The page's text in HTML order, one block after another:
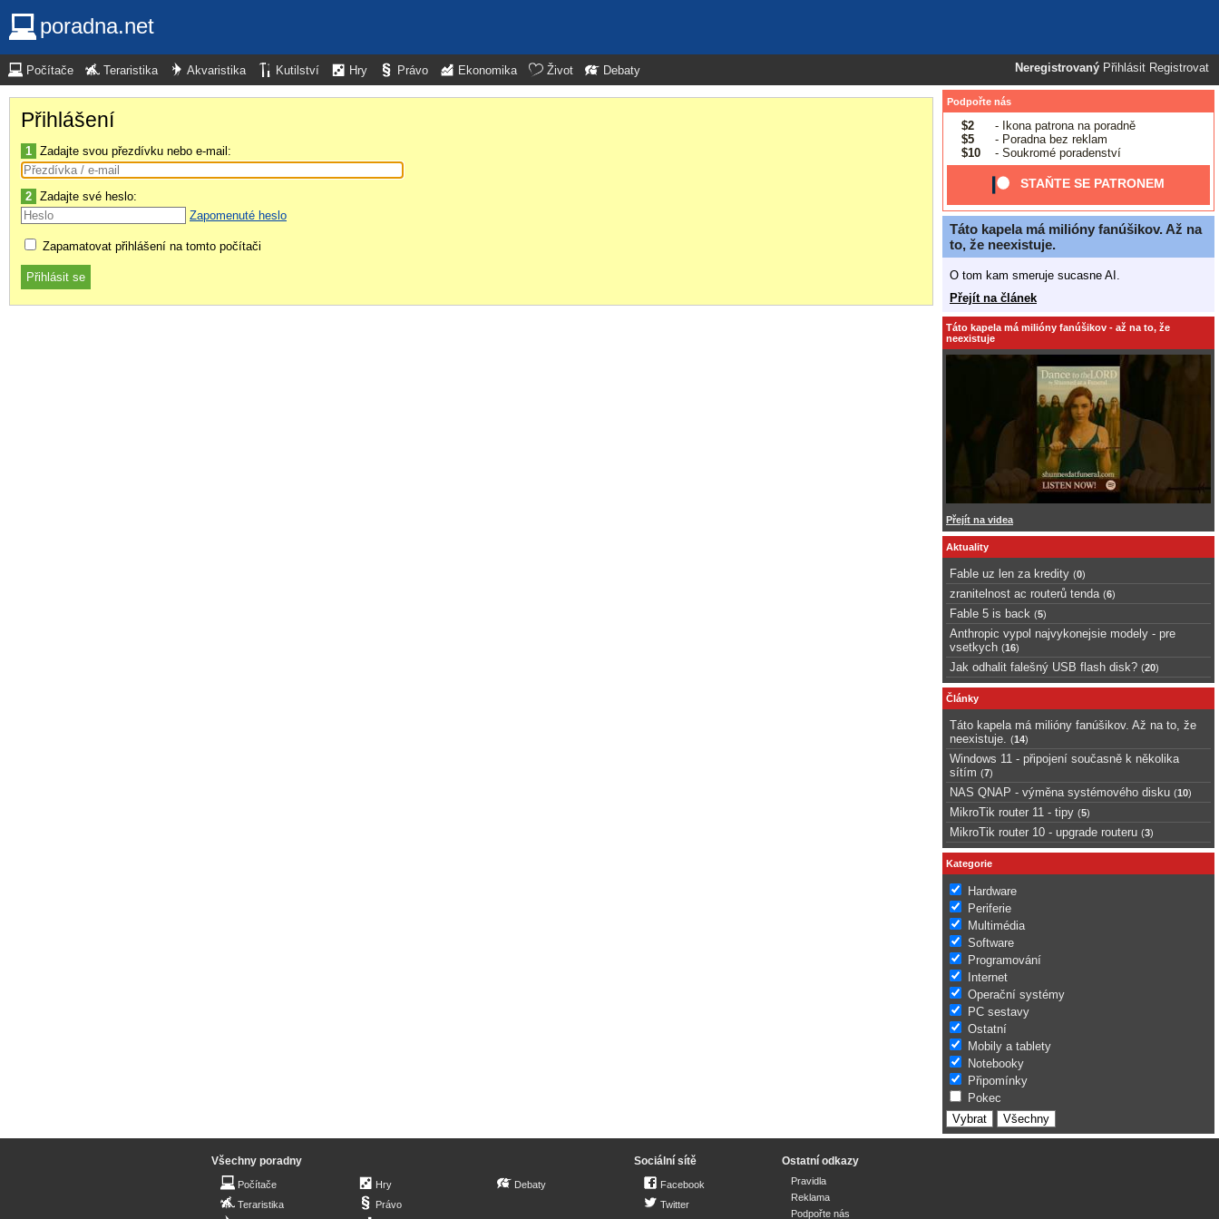
poradna.net
Neregistrovaný Přihlásit Registrovat
Počítače Teraristika Akvaristika Kutilství Hry Právo Ekonomika Život Debaty
Přihlášení
1 Zadajte svou přezdívku nebo e-mail:
2 Zadajte své heslo:
Zapomenuté heslo
Zapamatovat přihlášení na tomto počítači
Podpořte nás
$2
- Ikona patrona na poradně
$5
- Poradna bez reklam
$10
- Soukromé poradenství
STAŇTE SE PATRONEM
Táto kapela má milióny fanúšikov. Až na
to, že neexistuje.
O tom kam smeruje sucasne AI.
Přejít na článek
Táto kapela má milióny fanúšikov - až na to, že
neexistuje
Přejít na videa
Aktuality
Fable uz len za kredity (0)
zranitelnost ac routerů tenda (6)
Fable 5 is back (5)
Anthropic vypol najvykonejsie modely - pre
vsetkych (16)
Jak odhalit falešný USB flash disk? (20)
Články
Táto kapela má milióny fanúšikov. Až na to, že
neexistuje.
(14)
Windows 11 - připojení současně k několika
sítím (7)
NAS QNAP - výměna systémového disku (10)
MikroTik router 11 - tipy (5)
MikroTik router 10 - upgrade routeru (3)
Kategorie
Hardware
Periferie
Multimédia
Software
Programování
Internet
Operační systémy
PC sestavy
Ostatní
Mobily a tablety
Notebooky
Připomínky
Pokec
Všechny poradny
Počítače
Teraristika
Hry
Právo
Debaty
Sociální sítě
Facebook
Twitter
Ostatní odkazy
Pravidla
Reklama
Podpořte nás